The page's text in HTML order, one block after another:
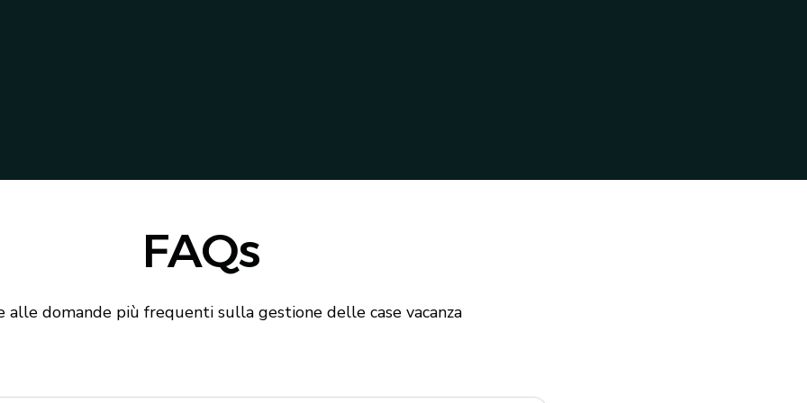
FAQs
alle domande più frequenti sulla gestione delle case vacanza